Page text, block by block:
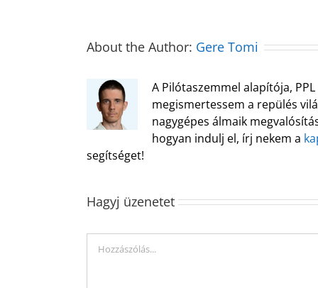
About the Author: Gere Tomi
A Pilótaszemmel alapítója,
megismertessem a repülés
nagygépes álmaik
hogyan indulj el, írj nekem a
segítséget!
Hagyj üzenetet